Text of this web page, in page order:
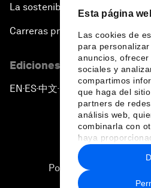
Esta página
Las cookies de
para
anuncios,
sociales y
compartimos
que haga del
partners de
análisis web,
combinarla con
haya
recopilado a
hecho de sus
La sostenibilidad en el Foro
Carreras profesionales
Ediciones en otros idiomas
EN ▪ES▪中文▪ 日本語
Política de privacidad